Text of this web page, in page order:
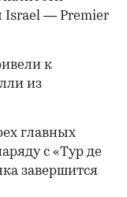
Israel — Premier
к
из
главных
с «Тур де
завершится